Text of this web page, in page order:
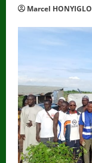
Marcel HONYIGLO